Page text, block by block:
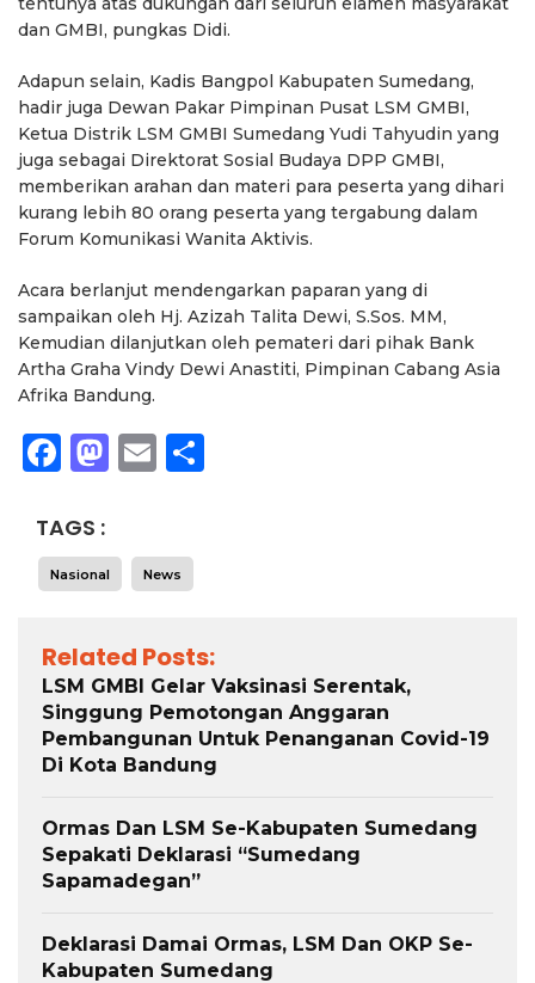
dan GMBI, pungkas Didi.
Adapun selain, Kadis Bangpol Kabupaten Sumedang,
hadir juga Dewan Pakar Pimpinan Pusat LSM GMBI,
Ketua Distrik LSM GMBI Sumedang Yudi Tahyudin yang
juga sebagai Direktorat Sosial Budaya DPP GMBI,
memberikan arahan dan materi para peserta yang dihari
kurang lebih 80 orang peserta yang tergabung dalam
Forum Komunikasi Wanita Aktivis.
Acara berlanjut mendengarkan paparan yang di
sampaikan oleh Hj. Azizah Talita Dewi, S.Sos. MM,
Kemudian dilanjutkan oleh pemateri dari pihak Bank
Artha Graha Vindy Dewi Anastiti, Pimpinan Cabang Asia
Afrika Bandung.
Facebook
Mastodon
Email
TAGS :
Nasional News
Related Posts:
LSM GMBI Gelar Vaksinasi Serentak,
Singgung Pemotongan Anggaran
Pembangunan Untuk Penanganan Covid-19
Di Kota Bandung
Ormas Dan LSM Se-Kabupaten Sumedang
Sepakati Deklarasi “Sumedang
Sapamadegan”
Deklarasi Damai Ormas, LSM Dan OKP Se-
Kabupaten Sumedang